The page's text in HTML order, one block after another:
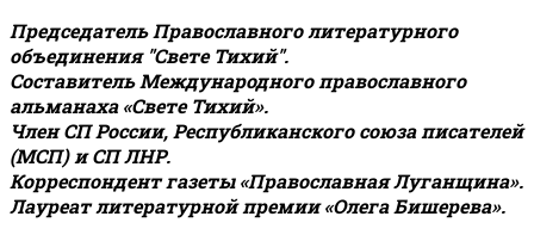
Председатель Православного литературного
объединения "Свете Тихий".
Составитель Международного православного
альманаха «Свете Тихий».
Член СП России, Республиканского союза писателей
(МСП) и СП ЛНР.
Корреспондент газеты «Православная Луганщина».
Лауреат литературной премии «Олега Бишерева».